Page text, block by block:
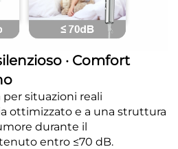
· Comfort
situazioni reali
ottimizzato e a una struttura
durante il
entro ≤70 dB.